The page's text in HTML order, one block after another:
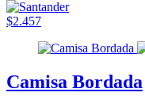
$2.457
Camisa Bordada